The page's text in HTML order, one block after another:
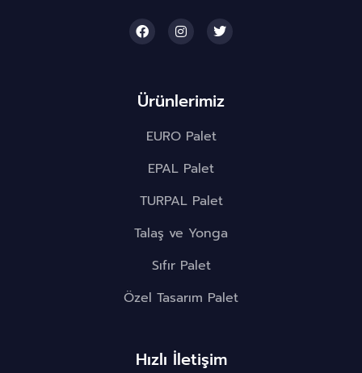
Ürünlerimiz
EURO Palet
EPAL Palet
TURPAL Palet
Talaş ve Yonga
Sıfır Palet
Özel Tasarım Palet
Hızlı İletişim